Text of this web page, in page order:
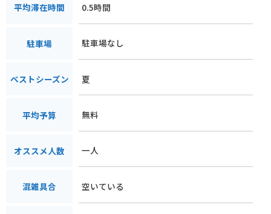
平均滞在時間 0.5時間
駐車場 駐車場なし
ベストシーズン 夏
平均予算 無料
オススメ人数 一人
混雑具合 空いている